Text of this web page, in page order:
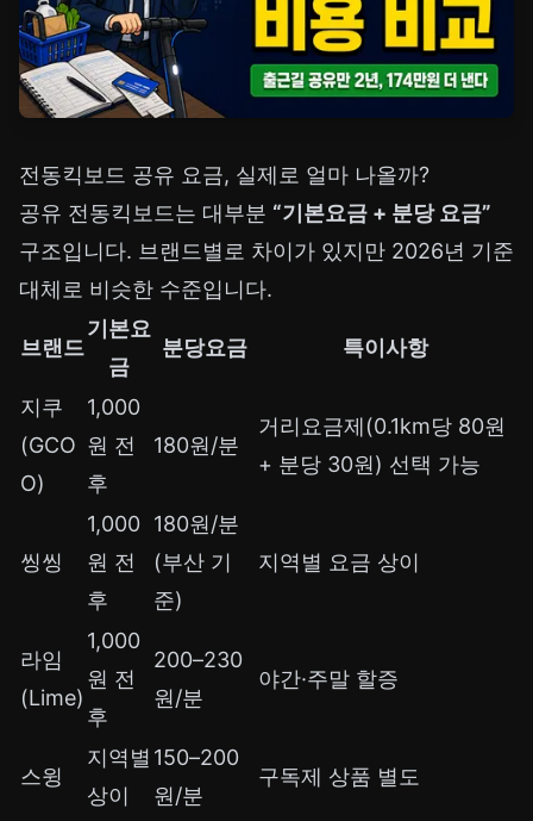
전동킥보드 공유 요금, 실제로 얼마 나올까?
공유 전동킥보드는 대부분 “기본요금 + 분당 요금”
구조입니다. 브랜드별로 차이가 있지만 2026년 기준
대체로 비슷한 수준입니다.
브랜드
기본요
금
분당요금 특이사항
지쿠
(GCO
O)
1,000
원 전
후
180원/분
거리요금제(0.1km당 80원
+ 분당 30원) 선택 가능
씽씽
1,000
원 전
후
180원/분
(부산 기
준)
지역별 요금 상이
라임
(Lime)
1,000
원 전
후
200–230
원/분
야간·주말 할증
스윙
지역별
상이
150–200
원/분
구독제 상품 별도